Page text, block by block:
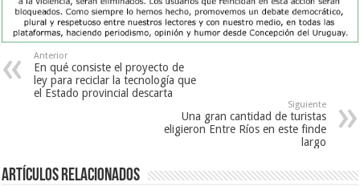
Anterior
En qué consiste el proyecto de
ley para reciclar la tecnología que
el Estado provincial descarta
Siguiente
Una gran cantidad de turistas
eligieron Entre Ríos en este finde
largo
Artículos Relacionados